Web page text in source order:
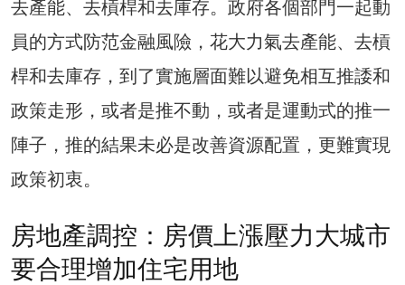
去產能、去槓桿和去庫存。政府各個部門一起動
員的方式防范金融風險，花大力氣去產能、去槓
桿和去庫存，到了實施層面難以避免相互推諉和
政策走形，或者是推不動，或者是運動式的推一
陣子，推的結果未必是改善資源配置，更難實現
政策初衷。
房地產調控：房價上漲壓力大城市
要合理增加住宅用地